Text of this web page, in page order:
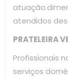
atendidos
PRATELEIRA
Profissionais
serviços